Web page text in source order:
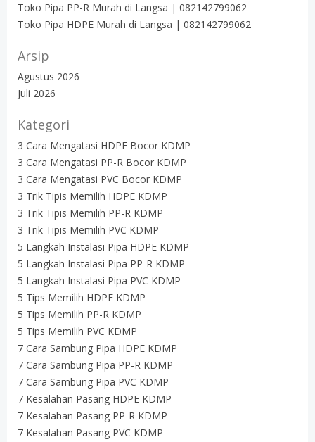
Toko Pipa PP-R Murah di Langsa | 082142799062
Toko Pipa HDPE Murah di Langsa | 082142799062
Arsip
Agustus 2026
Juli 2026
Kategori
3 Cara Mengatasi HDPE Bocor KDMP
3 Cara Mengatasi PP-R Bocor KDMP
3 Cara Mengatasi PVC Bocor KDMP
3 Trik Tipis Memilih HDPE KDMP
3 Trik Tipis Memilih PP-R KDMP
3 Trik Tipis Memilih PVC KDMP
5 Langkah Instalasi Pipa HDPE KDMP
5 Langkah Instalasi Pipa PP-R KDMP
5 Langkah Instalasi Pipa PVC KDMP
5 Tips Memilih HDPE KDMP
5 Tips Memilih PP-R KDMP
5 Tips Memilih PVC KDMP
7 Cara Sambung Pipa HDPE KDMP
7 Cara Sambung Pipa PP-R KDMP
7 Cara Sambung Pipa PVC KDMP
7 Kesalahan Pasang HDPE KDMP
7 Kesalahan Pasang PP-R KDMP
7 Kesalahan Pasang PVC KDMP